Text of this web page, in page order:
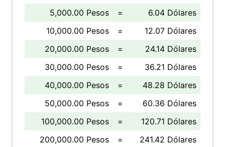
5,000.00 Pesos
=
6.04 Dólares
10,000.00 Pesos
=
12.07 Dólares
20,000.00 Pesos
=
24.14 Dólares
30,000.00 Pesos
=
36.21 Dólares
40,000.00 Pesos
=
48.28 Dólares
50,000.00 Pesos
=
60.36 Dólares
100,000.00 Pesos
=
120.71 Dólares
200,000.00 Pesos
= 241.42 Dólares